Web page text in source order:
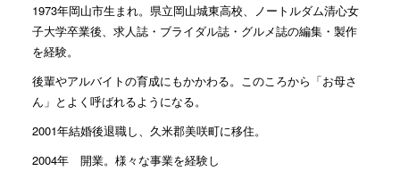
1973年岡山市生まれ。県立岡山城東高校、ノートルダム清心女
子大学卒業後、求人誌・ブライダル誌・グルメ誌の編集・製作
を経験。
後輩やアルバイトの育成にもかかわる。このころから「お母さ
ん」とよく呼ばれるようになる。
2001年結婚後退職し、久米郡美咲町に移住。
2004年 開業。様々な事業を経験し